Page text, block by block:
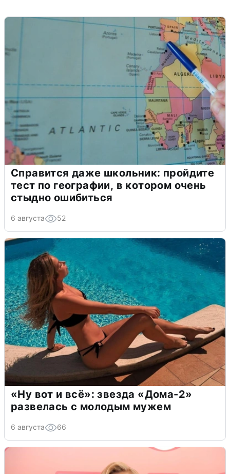
Справится даже школьник: пройдите
тест по географии, в котором очень
стыдно ошибиться
6 августа 52
«Ну вот и всё»: звезда «Дома-2»
развелась с молодым мужем
6 августа 66